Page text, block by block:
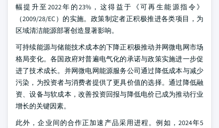
幅提升至2022年的23%，这得益于《可再生能源指令》
（2009/28/EC）的实施。政策制定者正积极推进各类项目，为
区域清洁能源部署创造显著影响。
可持续能源与储能技术成本的下降正积极推动并网微电网市场
格局变化。各国政府对普遍电气化的承诺与政策实施进一步促
进了技术成长。并网微电网能源服务公司通过降低成本与减少
污染，为投资者与消费者提供了更具价值的选择。通过降低融
资、设备与软成本，改善投资回报与降低电价已成为推动行业
增长的关键因素。
此外，企业间的合作正加速产品采用进程。例如，2024年5